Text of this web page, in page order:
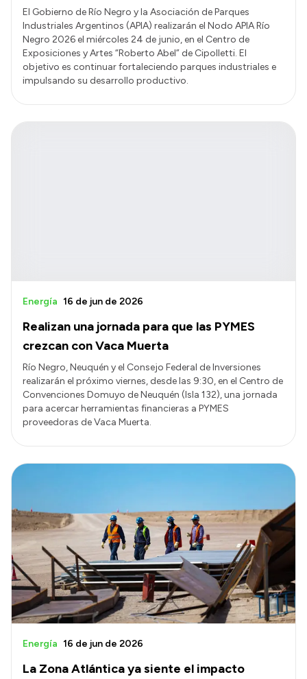
El Gobierno de Río Negro y la Asociación de Parques
Industriales Argentinos (APIA) realizarán el Nodo APIA Río
Negro 2026 el miércoles 24 de junio, en el Centro de
Exposiciones y Artes “Roberto Abel” de Cipolletti. El
objetivo es continuar fortaleciendo parques industriales e
impulsando su desarrollo productivo.
Realizan una jornada para que las PYMES
crezcan con Vaca Muerta
Energía 16 de jun de 2026
Río Negro, Neuquén y el Consejo Federal de Inversiones
realizarán el próximo viernes, desde las 9:30, en el Centro de
Convenciones Domuyo de Neuquén (Isla 132), una jornada
para acercar herramientas financieras a PYMES
proveedoras de Vaca Muerta.
La Zona Atlántica ya siente el impacto
Energía 16 de jun de 2026